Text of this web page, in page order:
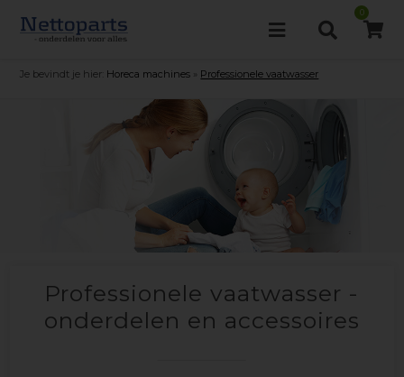
0
Je bevindt je hier: Horeca machines Professionele vaatwasser
Professionele vaatwasser -
onderdelen en accessoires